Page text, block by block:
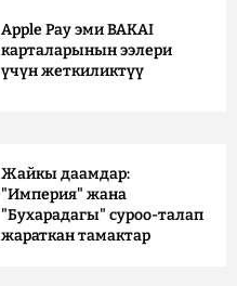
Apple Pay эми BAKAI
карталарынын ээлери
үчүн жеткиликтүү
Жайкы даамдар:
"Империя" жана
"Бухарадагы" суроо-талап
жараткан тамактар